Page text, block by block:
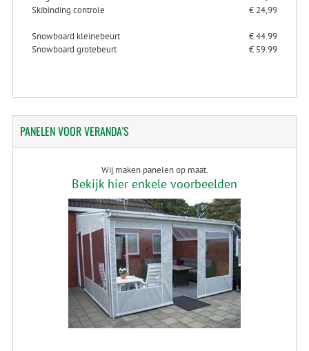
Skibinding controle
€ 24,99
Snowboard kleinebeurt
€ 44.99
Snowboard grotebeurt
€ 59.99
PANELENVOOR VERANDA'S
Wij maken panelen op maat.
Bekijk hier enkele voorbeelden